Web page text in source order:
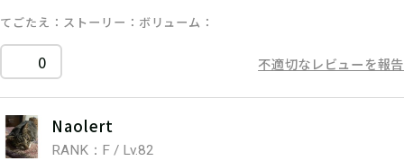
てごたえ ストーリー ボリューム
0 不適切なレビューを報告
Naolert
RANK：F / Lv.82